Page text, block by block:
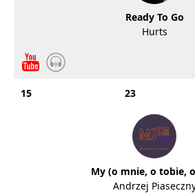
Ready To Go
Hurts
15 23
My (o mnie, o tobie,
Andrzej